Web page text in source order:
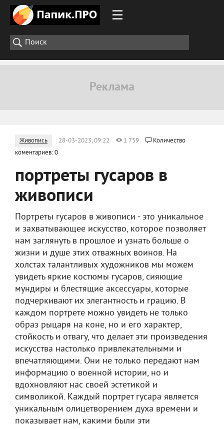
Живопись 28-03-2023, 09:22 1 759
Количество
коментариев: 0
портреты гусаров в
живописи
Портреты гусаров в живописи - это уникальное
и захватывающее искусство, которое позволяет
нам заглянуть в прошлое и узнать больше о
жизни и душе этих отважных воинов. На
холстах талантливых художников мы можем
увидеть яркие костюмы гусаров, сияющие
мундиры и блестящие аксессуары, которые
подчеркивают их элегантность и грацию. В
каждом портрете можно увидеть не только
образ рыцаря на коне, но и его характер,
стойкость и отвагу, что делает эти произведения
искусства настолько привлекательными и
впечатляющими. Они не только передают нам
информацию о военной истории, но и
вдохновляют нас своей эстетикой и
символикой. Каждый портрет гусара является
уникальным олицетворением духа времени и
показывает нам, какими были эти